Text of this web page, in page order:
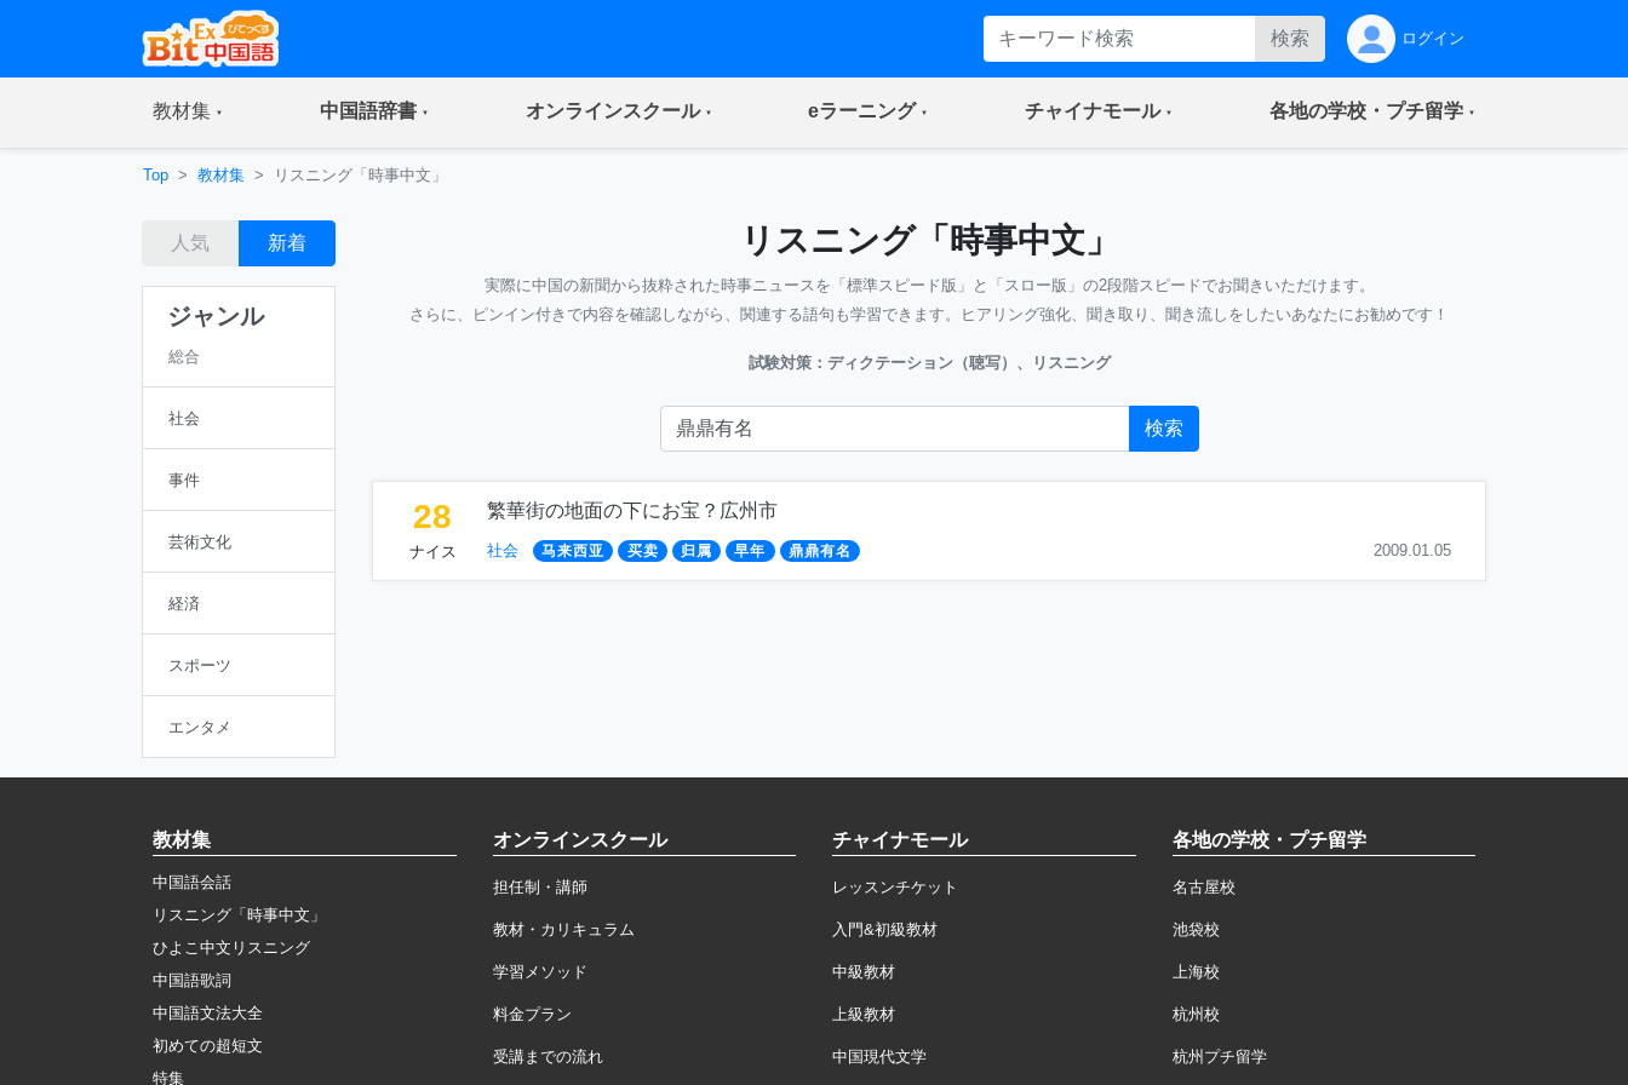
検索 ログイン
教材集(current) 中国語辞書(current) オンラインスクール(current) eラーニング(current) チャイナモール(current) 各地の学校・プチ留学(current)
Top 教材集 リスニング「時事中文」
人気 新着
ジャンル
総合
社会
事件
芸術文化
経済
スポーツ
エンタメ
リスニング「時事中文」
実際に中国の新聞から抜粋された時事ニュースを「標準スピード版」と「スロー版」の2段階スピードでお聞きいただけます。
さらに、ピンイン付きで内容を確認しながら、関連する語句も学習できます。ヒアリング強化、聞き取り、聞き流しをしたいあなたにお勧めです！
試験対策：ディクテーション（聴写）、リスニング
検索
28
ナイス
繁華街の地面の下にお宝？広州市
社会 马来西亚 买卖 归属 早年 鼎鼎有名 2009.01.05
教材集
中国語会話
リスニング「時事中文」
ひよこ中文リスニング
中国語歌詞
中国語文法大全
初めての超短文
特集
オンラインスクール
担任制・講師
教材・カリキュラム
学習メソッド
料金プラン
受講までの流れ
チャイナモール
レッスンチケット
入門&初級教材
中級教材
上級教材
中国現代文学
各地の学校・プチ留学
名古屋校
池袋校
上海校
杭州校
杭州プチ留学